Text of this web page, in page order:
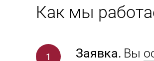
Как мы
Заявка. Вы